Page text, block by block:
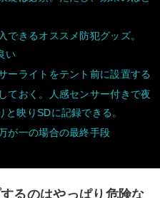
きるオススメ防犯グッズ。
い
ーライトをテント前に設置する
ておく。人感センサー付きで夜
と映りSDに記録できる。
が一の場合の最終手段
るのはやっぱり危険な